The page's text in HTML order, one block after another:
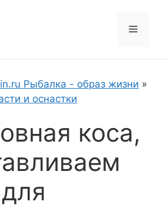
Меню
Рыбалка - образ жизни »
и оснастки
коса,